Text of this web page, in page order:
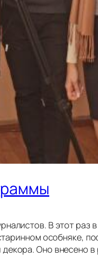
В этот раз
особняке,
Оно внесено